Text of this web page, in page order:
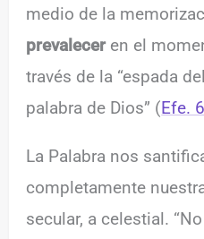
medio de la
prevaleceren el
través de la “espada
palabra de Dios” (Efe.
La Palabra nos
completamente
secular, a celestial.